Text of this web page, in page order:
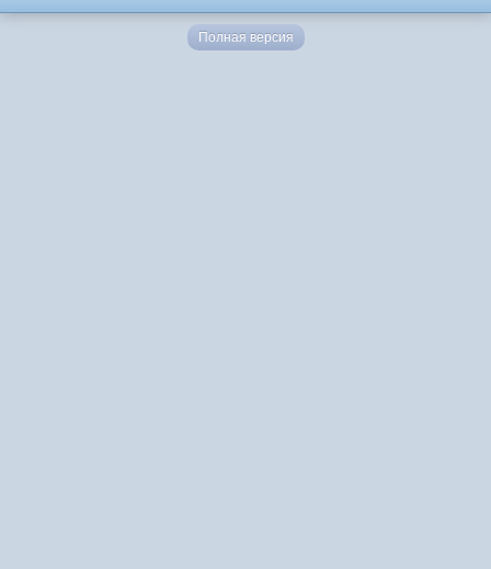
Полная версия